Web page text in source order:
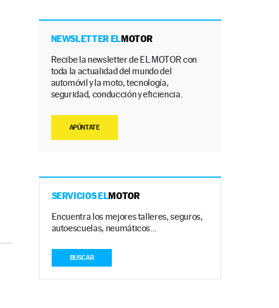
NEWSLETTER ELMOTOR
Recibe la newsletter de EL MOTOR con
toda la actualidad del mundo del
automóvil y la moto, tecnología,
seguridad, conducción y eficiencia.
APÚNTATE
SERVICIOS ELMOTOR
Encuentra los mejores talleres, seguros,
autoescuelas, neumáticos…
BUSCAR